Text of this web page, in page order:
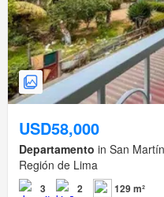
USD58,000
Departamento in San
Región de Lima
3 2 129 m²